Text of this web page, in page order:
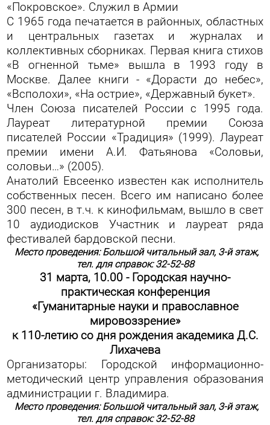
«Покровское». Служил в Армии
С 1965 года печатается в районных, областных
и центральных газетах и журналах и
коллективных сборниках. Первая книга стихов
«В огненной тьме» вышла в 1993 году в
Москве. Далее книги - «Дорасти до небес»,
«Всполохи», «На острие», «Державный букет».
Член Союза писателей России с 1995 года.
Лауреат литературной премии Союза
писателей России «Традиция» (1999). Лауреат
премии имени А.И. Фатьянова «Соловьи,
соловьи…» (2005).
Анатолий Евсеенко известен как исполнитель
собственных песен. Всего им написано более
300 песен, в т.ч. к кинофильмам, вышло в свет
10 аудиодисков Участник и лауреат ряда
фестивалей бардовской песни.
Место проведения: Большой читальный зал, 3-й этаж,
тел. для справок: 32-52-88
31 марта, 10.00 - Городская научно-
практическая конференция
«Гуманитарные науки и православное
мировоззрение»
к 110-летию со дня рождения академика Д.С.
Лихачева
Организаторы: Городской информационно-
методический центр управления образования
администрации г. Владимира.
Место проведения: Большой читальный зал, 3-й этаж,
тел. для справок: 32-52-88